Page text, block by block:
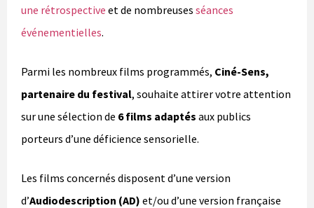
une rétrospective et de nombreuses séances
événementielles.
Parmi les nombreux films programmés, Ciné-Sens,
partenaire du festival, souhaite attirer votre attention
sur une sélection de 6 films adaptés aux publics
porteurs d’une déficience sensorielle.
Les films concernés disposent d’une version
d’Audiodescription (AD) et/ou d’une version française